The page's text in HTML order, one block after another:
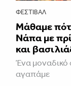
ΦΕΣΤΙΒΑΛ
Μάθαμε
Νάπα με
και
Ένα μοναδικό
αγαπάμε